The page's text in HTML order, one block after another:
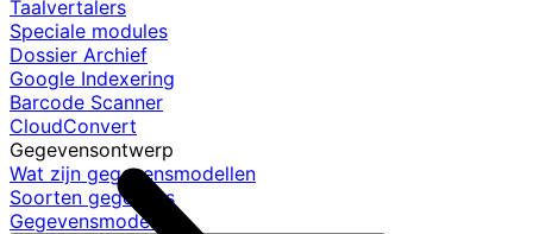
Taalvertalers
Speciale modules
Dossier Archief
Google Indexering
Barcode Scanner
CloudConvert
Gegevensontwerp
Wat zijn gegevensmodellen
Soorten gegevens
Gegevensmodellen